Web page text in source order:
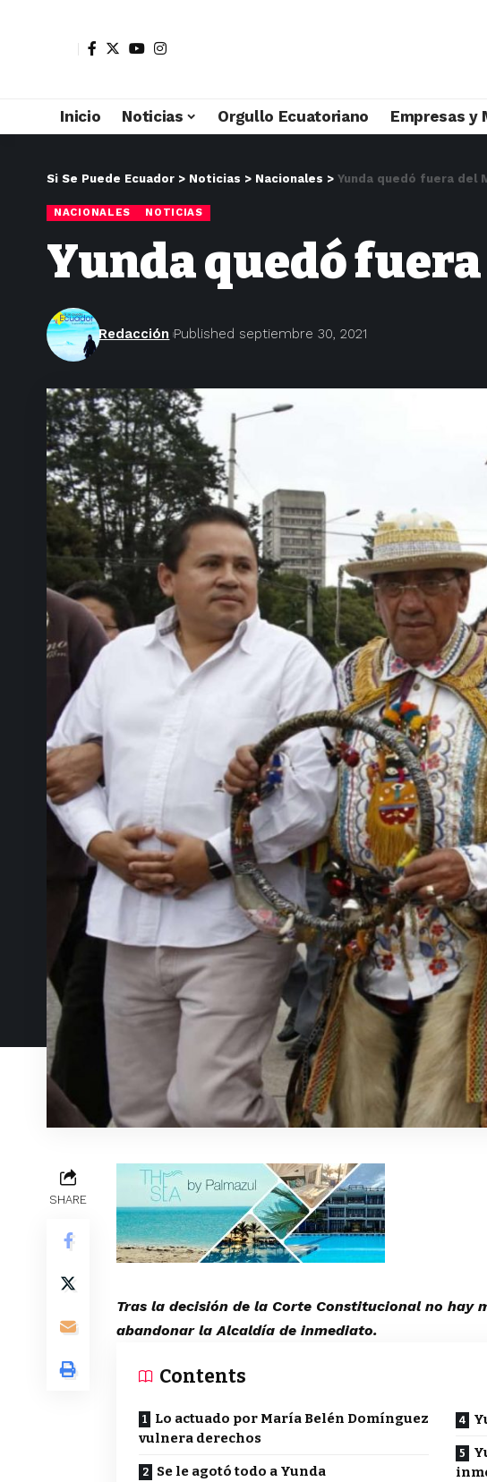
Inicio Noticias Orgullo Ecuatoriano Empresas y
Si Se Puede Ecuador > Noticias > Nacionales > Yunda quedó fuera del
NACIONALES NOTICIAS
Yunda quedó
Redacción Published septiembre 30, 2021
SHARE
Tras la decisión de la Corte Constitucional no hay
abandonar la Alcaldía de inmediato.
Contents
Lo actuado por María Belén Domínguez
vulnera derechos
Se le agotó todo a Yunda